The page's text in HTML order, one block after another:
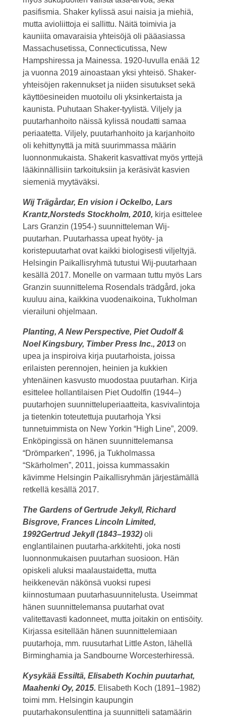
pasifismia. Shaker kylissä asui naisia ja miehiä,
mutta avioliittoja ei sallittu. Näitä toimivia ja
kauniita omavaraisia yhteisöjä oli pääasiassa
Massachusetissa, Connecticutissa, New
Hampshiressa ja Mainessa. 1920-luvulla enää 12
ja vuonna 2019 ainoastaan yksi yhteisö. Shaker-
yhteisöjen rakennukset ja niiden sisutukset sekä
käyttöesineiden muotoilu oli yksinkertaista ja
kaunista. Puhutaan Shaker-tyylistä. Viljely ja
puutarhanhoito näissä kylissä noudatti samaa
periaatetta. Viljely, puutarhanhoito ja karjanhoito
oli kehittynyttä ja mitä suurimmassa määrin
luonnonmukaista. Shakerit kasvattivat myös yrttejä
lääkinnällisiin tarkoituksiin ja keräsivät kasvien
siemeniä myytäväksi.
Wij Trägårdar, En vision i Ockelbo, Lars
Krantz,Norsteds Stockholm, 2010, kirja esittelee
Lars Granzin (1954-) suunnitteleman Wij-
puutarhan. Puutarhassa upeat hyöty- ja
koristepuutarhat ovat kaikki biologisesti viljeltyjä.
Helsingin Paikallisryhmä tutustui Wij-puutarhaan
kesällä 2017. Monelle on varmaan tuttu myös Lars
Granzin suunnittelema Rosendals trädgård, joka
kuuluu aina, kaikkina vuodenaikoina, Tukholman
vierailuni ohjelmaan.
Planting, A New Perspective, Piet Oudolf &
Noel Kingsbury, Timber Press Inc., 2013 on
upea ja inspiroiva kirja puutarhoista, joissa
erilaisten perennojen, heinien ja kukkien
yhtenäinen kasvusto muodostaa puutarhan. Kirja
esittelee hollantilaisen Piet Oudolfin (1944–)
puutarhojen suunnitteluperiaatteita, kasvivalintoja
ja tietenkin toteutettuja puutarhoja Yksi
tunnetuimmista on New Yorkin “High Line”, 2009.
Enköpingissä on hänen suunnittelemansa
“Drömparken”, 1996, ja Tukholmassa
“Skärholmen”, 2011, joissa kummassakin
kävimme Helsingin Paikallisryhmän järjestämällä
retkellä kesällä 2017.
The Gardens of Gertrude Jekyll, Richard
Bisgrove, Frances Lincoln Limited,
1992Gertrud Jekyll (1843–1932) oli
englantilainen puutarha-arkkitehti, joka nosti
luonnonmukaisen puutarhan suosioon. Hän
opiskeli aluksi maalaustaidetta, mutta
heikkenevän näkönsä vuoksi rupesi
kiinnostumaan puutarhasuunnitelusta. Useimmat
hänen suunnittelemansa puutarhat ovat
valitettavasti kadonneet, mutta joitakin on entisöity.
Kirjassa esitellään hänen suunnittelemiaan
puutarhoja, mm. ruusutarhat Little Aston, lähellä
Birminghamia ja Sandbourne Worcesterhiressä.
Kysykää Essiltä, Elisabeth Kochin puutarhat,
Maahenki Oy, 2015. Elisabeth Koch (1891–1982)
toimi mm. Helsingin kaupungin
puutarhakonsulenttina ja suunnitteli satamäärin